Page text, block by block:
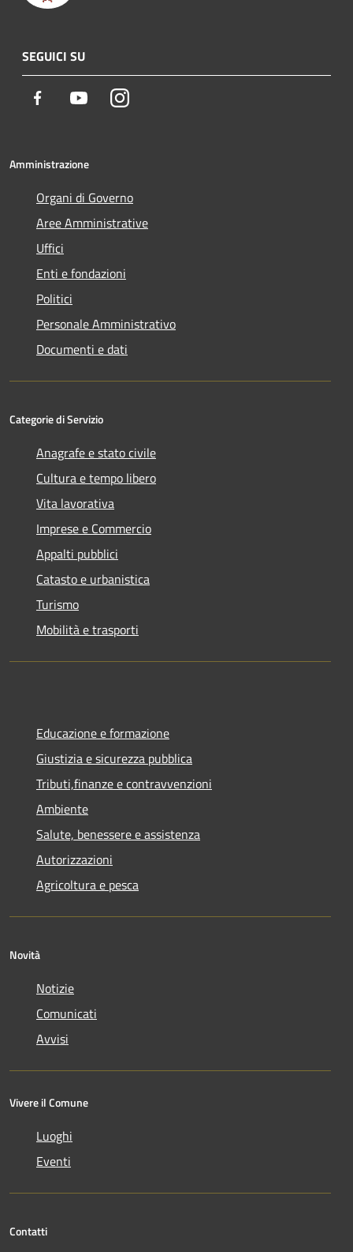
SEGUICI SU
Facebook YoutubeInstagram
Amministrazione
Organi di Governo
Aree Amministrative
Uffici
Enti e fondazioni
Politici
Personale Amministrativo
Documenti e dati
Categorie di Servizio
Anagrafe e stato civile
Cultura e tempo libero
Vita lavorativa
Imprese e Commercio
Appalti pubblici
Catasto e urbanistica
Turismo
Mobilità e trasporti
Educazione e formazione
Giustizia e sicurezza pubblica
Tributi,finanze e contravvenzioni
Ambiente
Salute, benessere e assistenza
Autorizzazioni
Agricoltura e pesca
Novità
Notizie
Comunicati
Avvisi
Vivere il Comune
Luoghi
Eventi
Contatti